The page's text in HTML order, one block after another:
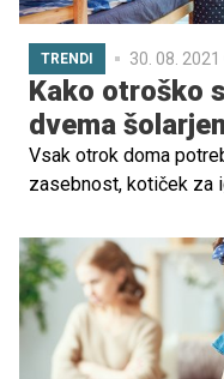
TRENDI 30. 08. 2021
Kako otroško
dvema
Vsak otrok doma
zasebnost, kotiček za
sobico. A kaj se zgodi,
nadobudneža, ki sta